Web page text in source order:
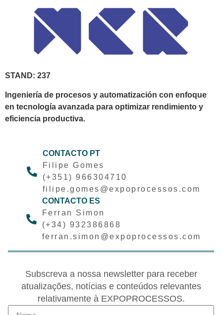
STAND: 237
Ingeniería de procesos y automatización con enfoque
en tecnología avanzada para optimizar rendimiento y
eficiencia productiva.
CONTACTO PT
Filipe Gomes
(+351) 966304710
filipe.gomes@expoprocessos.com
CONTACTO ES
Ferran Simon
(+34) 932386868
ferran.simon@expoprocessos.com
Subscreva a nossa newsletter para receber
atualizações, notícias e conteúdos relevantes
relativamente à EXPOPROCESSOS.